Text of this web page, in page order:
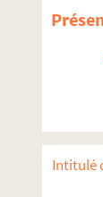
Intitulé